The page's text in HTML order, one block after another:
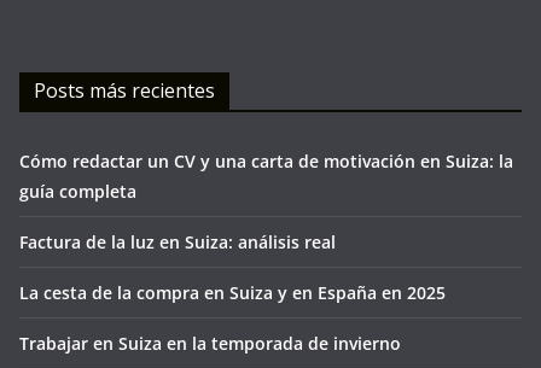
Posts más recientes
Cómo redactar un CV y una carta de motivación en Suiza: la
guía completa
Factura de la luz en Suiza: análisis real
La cesta de la compra en Suiza y en España en 2025
Trabajar en Suiza en la temporada de invierno